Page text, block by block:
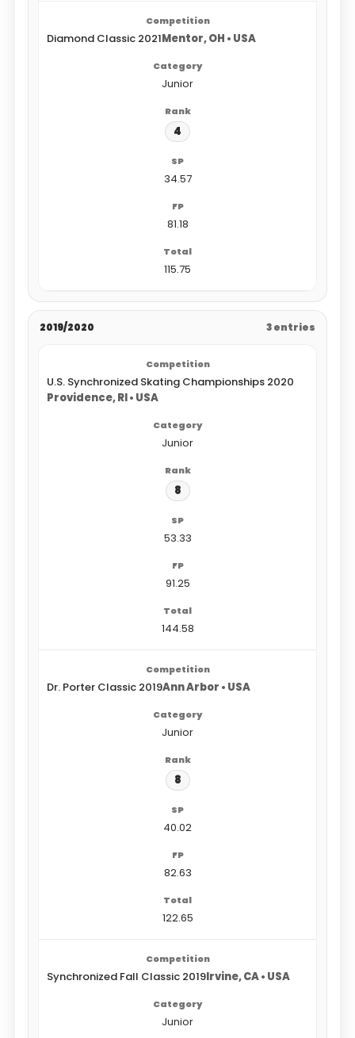
Diamond Classic 2021Mentor, OH • USA
Junior
4
34.57
81.18
115.75
2019/2020 3 entries
U.S. Synchronized Skating Championships 2020
Providence, RI • USA
Junior
8
53.33
91.25
144.58
Dr. Porter Classic 2019Ann Arbor • USA
Junior
8
40.02
82.63
122.65
Synchronized Fall Classic 2019Irvine, CA • USA
Junior